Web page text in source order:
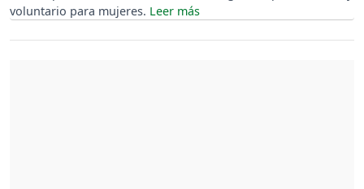
voluntario para mujeres.